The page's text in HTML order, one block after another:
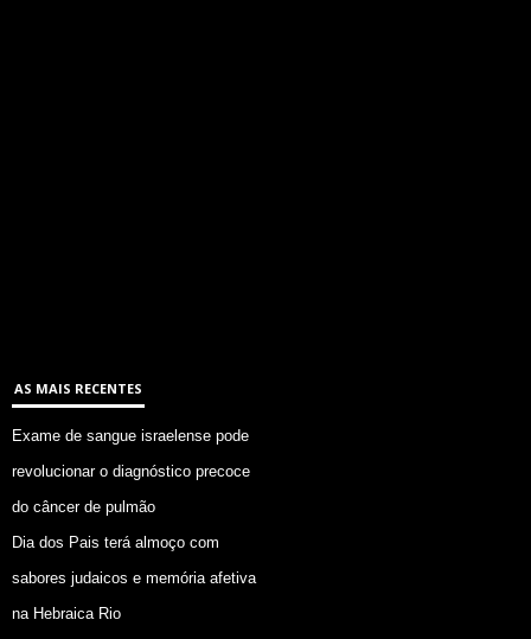
AS MAIS RECENTES
Exame de sangue israelense pode
revolucionar o diagnóstico precoce
do câncer de pulmão
Dia dos Pais terá almoço com
sabores judaicos e memória afetiva
na Hebraica Rio